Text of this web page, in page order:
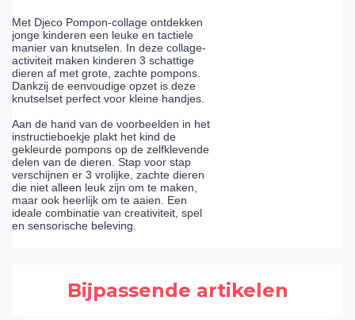
Met Djeco Pompon-collage ontdekken
jonge kinderen een leuke en tactiele
manier van knutselen. In deze collage-
activiteit maken kinderen 3 schattige
dieren af met grote, zachte pompons.
Dankzij de eenvoudige opzet is deze
knutselset perfect voor kleine handjes.
Aan de hand van de voorbeelden in het
instructieboekje plakt het kind de
gekleurde pompons op de zelfklevende
delen van de dieren. Stap voor stap
verschijnen er 3 vrolijke, zachte dieren
die niet alleen leuk zijn om te maken,
maar ook heerlijk om te aaien. Een
ideale combinatie van creativiteit, spel
en sensorische beleving.
Bijpassende artikelen